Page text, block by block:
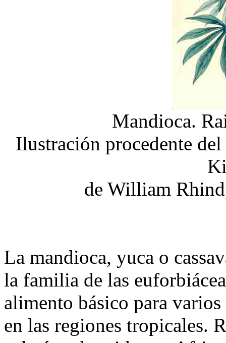
Mandioca.
Ilustración procedente
de William
La mandioca, yuca o
la familia de las
alimento básico para
en las regiones tropicales.